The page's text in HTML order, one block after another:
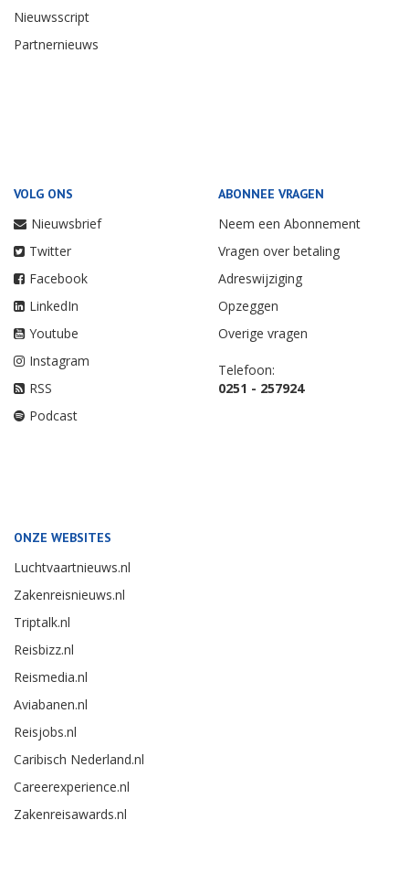
Nieuwsscript
Partnernieuws
VOLG ONS
Nieuwsbrief
Twitter
Facebook
LinkedIn
Youtube
Instagram
RSS
Podcast
ABONNEE VRAGEN
Neem een Abonnement
Vragen over betaling
Adreswijziging
Opzeggen
Overige vragen
Telefoon:
0251 - 257924
ONZE WEBSITES
Luchtvaartnieuws.nl
Zakenreisnieuws.nl
Triptalk.nl
Reisbizz.nl
Reismedia.nl
Aviabanen.nl
Reisjobs.nl
Caribisch Nederland.nl
Careerexperience.nl
Zakenreisawards.nl